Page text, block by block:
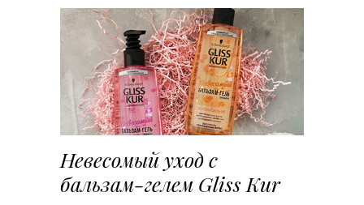
Невесомый уход с
бальзам-гелем Gliss Kur